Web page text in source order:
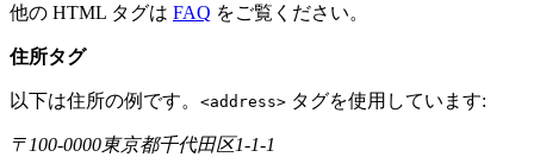
他の HTML タグは FAQ をご覧ください。
住所タグ
以下は住所の例です。 <address> タグを使用しています:
〒100-0000東京都千代田区1-1-1